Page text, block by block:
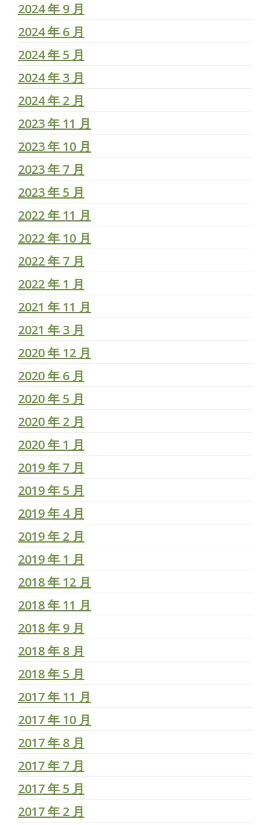
2024 年 9 月
2024 年 6 月
2024 年 5 月
2024 年 3 月
2024 年 2 月
2023 年 11 月
2023 年 10 月
2023 年 7 月
2023 年 5 月
2022 年 11 月
2022 年 10 月
2022 年 7 月
2022 年 1 月
2021 年 11 月
2021 年 3 月
2020 年 12 月
2020 年 6 月
2020 年 5 月
2020 年 2 月
2020 年 1 月
2019 年 7 月
2019 年 5 月
2019 年 4 月
2019 年 2 月
2019 年 1 月
2018 年 12 月
2018 年 11 月
2018 年 9 月
2018 年 8 月
2018 年 5 月
2017 年 11 月
2017 年 10 月
2017 年 8 月
2017 年 7 月
2017 年 5 月
2017 年 2 月